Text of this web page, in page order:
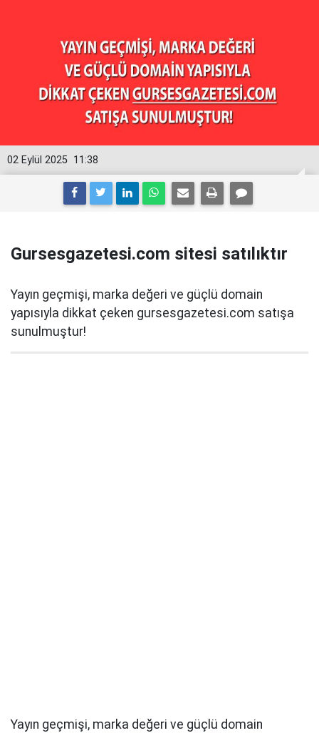
11:38
02 Eylül 2025
Gursesgazetesi.com sitesi satılıktır
Yayın geçmişi, marka değeri ve güçlü domain
yapısıyla dikkat çeken gursesgazetesi.com satışa
sunulmuştur!
Yayın geçmişi, marka değeri ve güçlü domain